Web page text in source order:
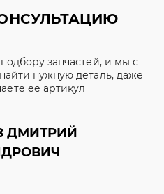
запчастей, и мы с
нужную деталь, даже
ее артикул
ДМИТРИЙ